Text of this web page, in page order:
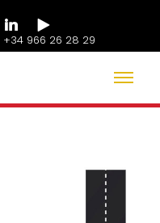
+34 966 26 28 29